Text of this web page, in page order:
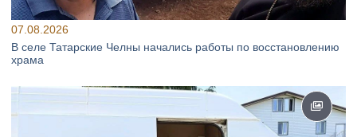
07.08.2026
В селе Татарские Челны начались работы по восстановлению
храма